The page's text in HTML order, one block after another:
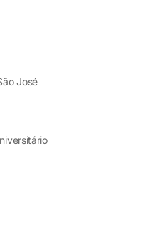
José